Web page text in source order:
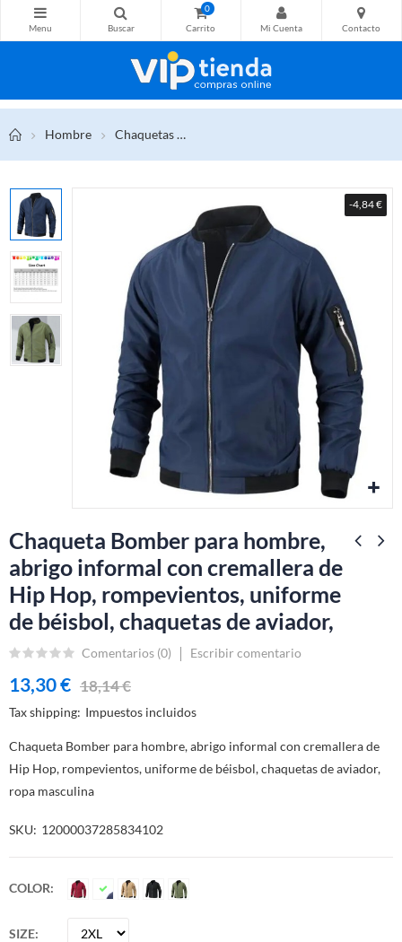
0
Hombre Chaquetas
-4,84 €
Chaqueta Bomber para hombre,
abrigo informal con cremallera de
Hip Hop, rompevientos, uniforme
de béisbol, chaquetas de aviador,
Comentarios (0) Escribir comentario
13,30 € 18,14 €
Tax shipping Impuestos incluidos
Chaqueta Bomber para hombre, abrigo informal con cremallera de
Hip Hop, rompevientos, uniforme de béisbol, chaquetas de aviador,
ropa masculina
SKU 12000037285834102
COLOR
SIZE